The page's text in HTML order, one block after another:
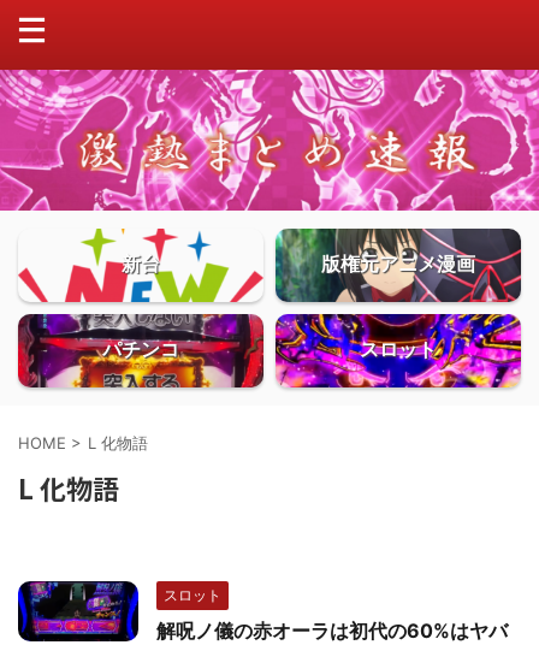
新台 版権元アニメ漫画
パチンコ スロット
HOME > L 化物語
L 化物語
スロット
解呪ノ儀の赤オーラは初代の60%はヤバ